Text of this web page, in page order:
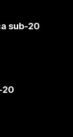
sub-20
20